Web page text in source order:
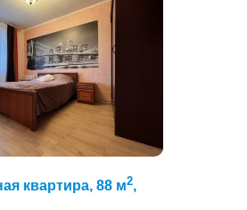
квартира, 88 м2,